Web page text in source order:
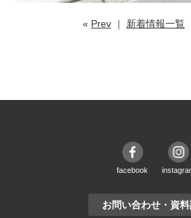
« Prev ｜ 新着情報一覧
facebook
お問い合わせ・資